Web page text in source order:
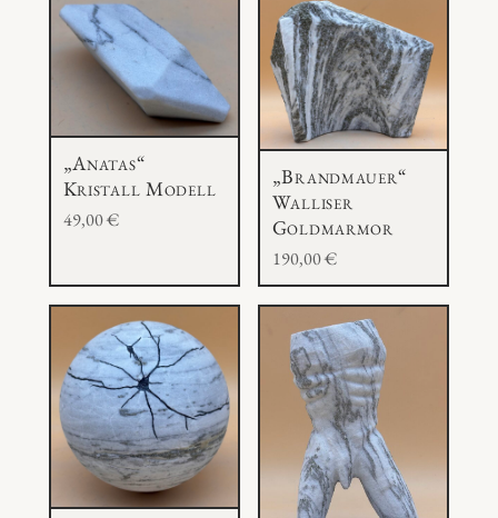
„Anatas“
Kristall Modell
49,00€
„Brandmauer“
Walliser
Goldmarmor
190,00€